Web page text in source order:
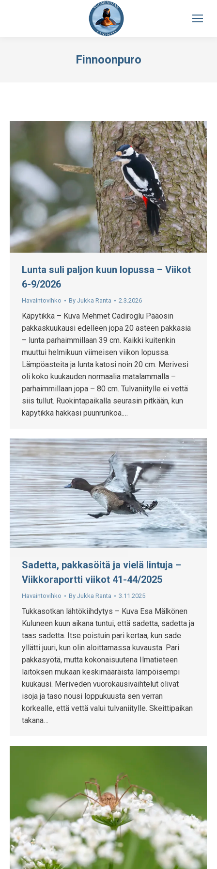
Finnoonpuro
Lunta suli paljon kuun lopussa – Viikot
6-9/2026
Havaintovihko By Jukka Ranta 2.3.2026
Käpytikka – Kuva Mehmet Cadiroglu Pääosin
pakkaskuukausi edelleen jopa 20 asteen pakkasia
– lunta parhaimmillaan 39 cm. Kaikki kuitenkin
muuttui helmikuun viimeisen viikon lopussa.
Lämpöasteita ja lunta katosi noin 20 cm. Merivesi
oli koko kuukauden normaalia matalammalla –
parhaimmillaan jopa – 80 cm. Tulvaniitylle ei vettä
siis tullut. Ruokintapaikalla seurasin pitkään, kun
käpytikka hakkasi puunrunkoa.…
Sadetta, pakkasöitä ja vielä lintuja –
Viikkoraportti viikot 41-44/2025
Havaintovihko By Jukka Ranta 3.11.2025
Tukkasotkan lähtökiihdytys – Kuva Esa Mälkönen
Kuluneen kuun aikana tuntui, että sadetta, sadetta ja
taas sadetta. Itse poistuin pari kertaa, kun sade
yllätti juuri, kun olin aloittamassa kuvausta. Pari
pakkasyötä, mutta kokonaisuutena Ilmatieteen
laitoksen mukaan keskimääräistä lämpöisempi
kuukausi. Meriveden vuorokausivaihtelut olivat
isoja ja taso nousi loppukuusta sen verran
korkealle, että vettä valui tulvaniitylle. Skeittipaikan
takana…